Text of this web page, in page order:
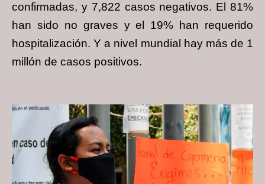
confirmadas, y 7,822 casos negativos. El 81%
han sido no graves y el 19% han requerido
hospitalización. Y a nivel mundial hay más de 1
millón de casos positivos.